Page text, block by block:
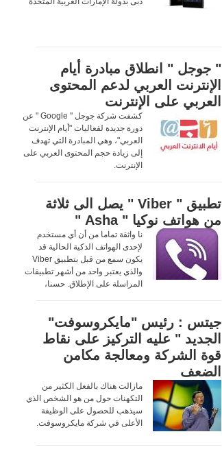
" جوجل " انطلاق مبادرة أيام
الإنترنت العربي لدعم المحتوى
العربي على الإنترنت
كشفت شركة جوجل " Google " عن
دورة جديدة لفعاليات "أيام الإنترنت
العربي"، وهي المبادرة التي تهدف
إلى زيادة حجم المحتوى العربي على
الإنترنت.
تطبيق " Viber " يصل الى ثلاثة
من هواتف نوكيا " Asha "
نا واثقة تماما من أن أي مستخدم
لإحدى الهواتف الذكية الحالية قد
يكون سمع من قبل بتطبيق Viber
والذي يعتبر واحد من أشهر تطبيقات
المراسلة على الإطلاق. حسنا،
جيتس : رئيس "مايكروسوفت"
الجديد " عليه التركيز على نقاط
قوة الشركة ومعالجة مكامن
الضعف
مازالت هناك بالفعل الكثير من
التكهنات حول من هو الشخص الذي
سيذهب للحصول على الوظيفة
الأعلى في شركة مايكروسوفت.